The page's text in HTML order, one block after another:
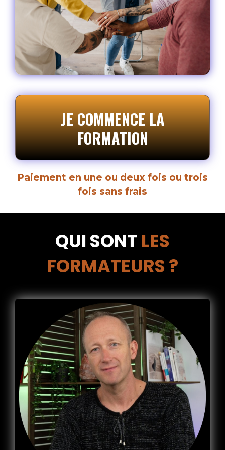
JE COMMENCE LA
FORMATION
Paiement en une ou deux fois ou trois
fois sans frais
QUI SONT LES
FORMATEURS ?